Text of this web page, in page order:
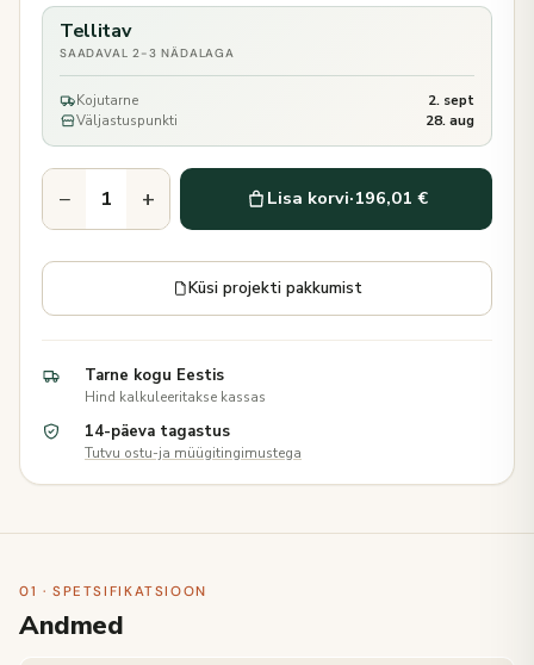
Tellitav
SAADAVAL 2-3 NÄDALAGA
Kojutarne
2. sept
Väljastuspunkti
28. aug
− + Lisa korvi·196,01 €
Küsi projekti pakkumist
Tarne kogu Eestis
Hind kalkuleeritakse kassas
14-päeva tagastus
Tutvu ostu-ja müügitingimustega
01 · SPETSIFIKATSIOON
Andmed